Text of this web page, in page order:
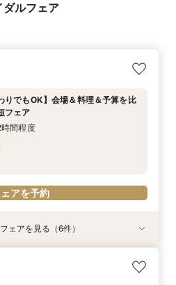
ルフェア
りでもOK】会場＆料理＆予算を比
フェア
間程度
アを予約
めの相談会】顔合わせから結婚式ま
【スマホ＆自宅でOK★】オンライ
相談
緒に≫ワンちゃん料理特典付♪黒毛
会場の魅力満載フェア
ハウス認定ウェルカムベビー会
優待＆美食を堪能♪お子様と一緒の
記念＼ドレス1着分＆会場費全額
熊本イチ新しい選べる3つの新設会
学にオススメ】豪華5品3万円コー
★1stステップ相談会
ェアを見る（6件）